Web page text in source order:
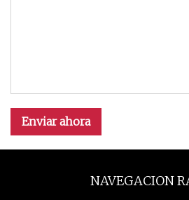
Enviar ahora
NAVEGACION